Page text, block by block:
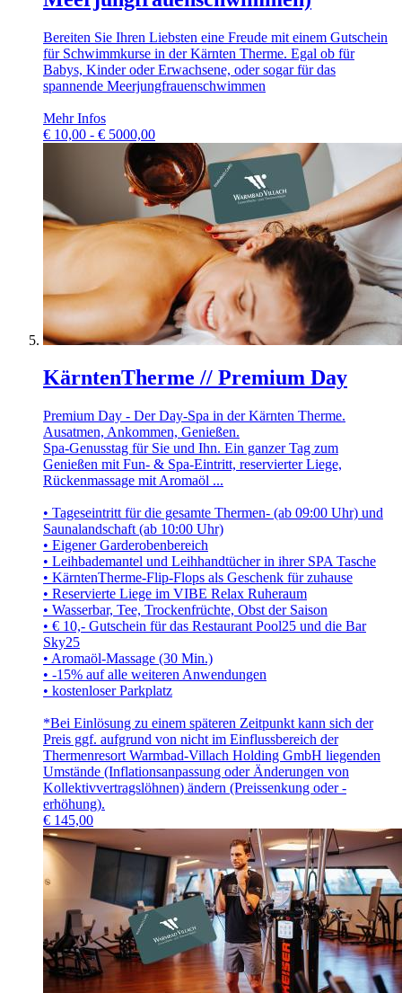
Bereiten Sie Ihren Liebsten eine Freude mit einem Gutschein
für Schwimmkurse in der Kärnten Therme. Egal ob für
Babys, Kinder oder Erwachsene, oder sogar für das
spannende Meerjungfrauenschwimmen
Mehr Infos
€ 10,00 - € 5000,00
KärntenTherme // Premium Day
Premium Day - Der Day-Spa in der Kärnten Therme.
Ausatmen, Ankommen, Genießen.
Spa-Genusstag für Sie und Ihn. Ein ganzer Tag zum
Genießen mit Fun- & Spa-Eintritt, reservierter Liege,
Rückenmassage mit Aromaöl ...
• Tageseintritt für die gesamte Thermen- (ab 09:00 Uhr) und
Saunalandschaft (ab 10:00 Uhr)
• Eigener Garderobenbereich
• Leihbademantel und Leihhandtücher in ihrer SPA Tasche
• KärntenTherme-Flip-Flops als Geschenk für zuhause
• Reservierte Liege im VIBE Relax Ruheraum
• Wasserbar, Tee, Trockenfrüchte, Obst der Saison
• € 10,- Gutschein für das Restaurant Pool25 und die Bar
Sky25
• Aromaöl-Massage (30 Min.)
• -15% auf alle weiteren Anwendungen
• kostenloser Parkplatz
*Bei Einlösung zu einem späteren Zeitpunkt kann sich der
Preis ggf. aufgrund von nicht im Einflussbereich der
Thermenresort Warmbad-Villach Holding GmbH liegenden
Umstände (Inflationsanpassung oder Änderungen von
Kollektivvertragslöhnen) ändern (Preissenkung oder -
erhöhung).
€ 145,00